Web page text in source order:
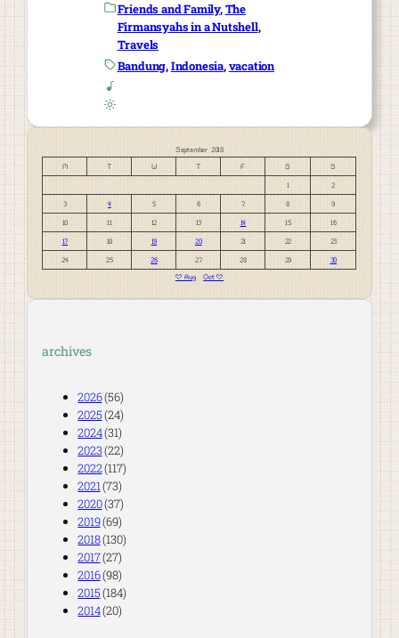
Friends and Family, The
Firmansyahs in a Nutshell,
Travels
Bandung, Indonesia, vacation
September 2018
M
T W T F S S
1 2
3 4 5 6 7 8 9
10 11 12 13 14 15 16
17 18 19 20 21 22 23
24 25 26 27 28 29
30
« Aug
Oct »
archives
2026(56)
2025(24)
2024(31)
2023(22)
2022(117)
2021(73)
2020(37)
2019(69)
2018(130)
2017(27)
2016(98)
2015(184)
2014(20)